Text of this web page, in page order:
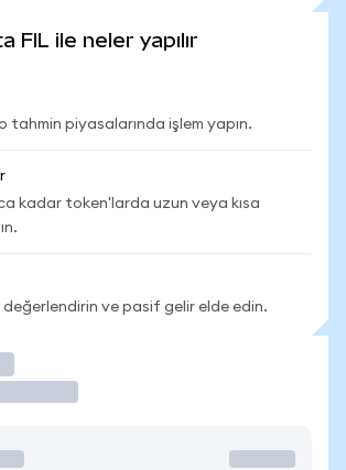
FIL ile neler yapılır
tahmin piyasalarında işlem yapın.
kadar token'larda uzun veya kısa
ve pasif gelir elde edin.